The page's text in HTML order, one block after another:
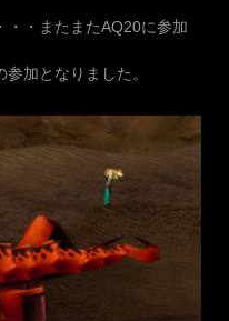
・・またまたAQ20に参加
加となりました。